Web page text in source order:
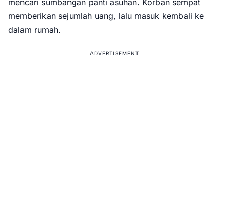
mencari sumbangan panti asuhan. Korban sempat
memberikan sejumlah uang, lalu masuk kembali ke
dalam rumah.
ADVERTISEMENT